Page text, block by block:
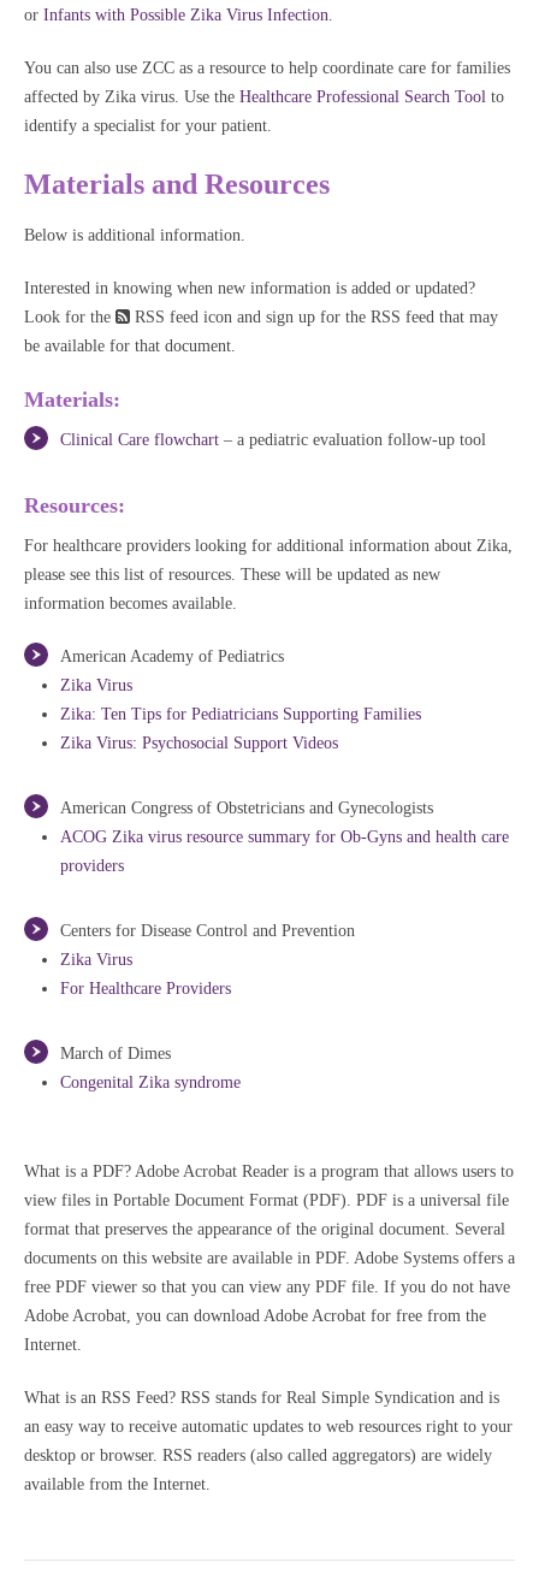
or Infants with Possible Zika Virus Infection.
You can also use ZCC as a resource to help coordinate care for families
affected by Zika virus. Use the Healthcare Professional Search Tool to
identify a specialist for your patient.
Materials and Resources
Below is additional information.
Interested in knowing when new information is added or updated?
Look for the
RSS feed icon and sign up for the RSS feed that may
be available for that document.
Materials:
Clinical Care flowchart – a pediatric evaluation follow-up tool
Resources:
For healthcare providers looking for additional information about Zika,
please see this list of resources. These will be updated as new
information becomes available.
American Academy of Pediatrics
Zika Virus
Zika: Ten Tips for Pediatricians Supporting Families
Zika Virus: Psychosocial Support Videos
American Congress of Obstetricians and Gynecologists
ACOG Zika virus resource summary for Ob-Gyns and health care
providers
Centers for Disease Control and Prevention
Zika Virus
For Healthcare Providers
March of Dimes
Congenital Zika syndrome
What is a PDF? Adobe Acrobat Reader is a program that allows users to
view files in Portable Document Format (PDF). PDF is a universal file
format that preserves the appearance of the original document. Several
documents on this website are available in PDF. Adobe Systems offers a
free PDF viewer so that you can view any PDF file. If you do not have
Adobe Acrobat, you can download Adobe Acrobat for free from the
Internet.
What is an RSS Feed? RSS stands for Real Simple Syndication and is
an easy way to receive automatic updates to web resources right to your
desktop or browser. RSS readers (also called aggregators) are widely
available from the Internet.